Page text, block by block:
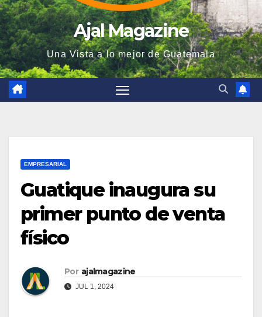
Ajal Magazine
Una Vista a lo mejor de Guatemala
EMPRESARIAL
Guatique inaugura su
primer punto de venta
físico
Por ajalmagazine
JUL 1, 2024